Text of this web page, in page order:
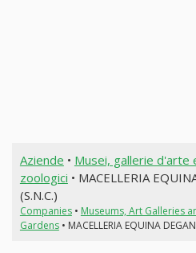
Aziende • Musei, gallerie d'arte
zoologici • MACELLERIA
(S.N.C.)
Companies• Museums, Art Galleries
Gardens• MACELLERIA EQUINA